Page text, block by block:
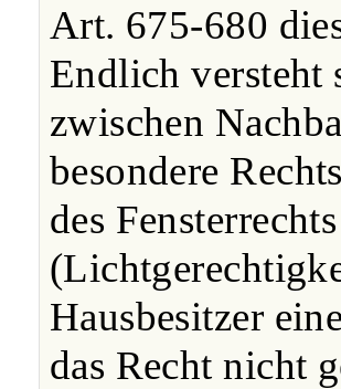
Art. 675-680
Endlich versteht
zwischen
besondere
des
Hausbesitzer
das Recht nicht